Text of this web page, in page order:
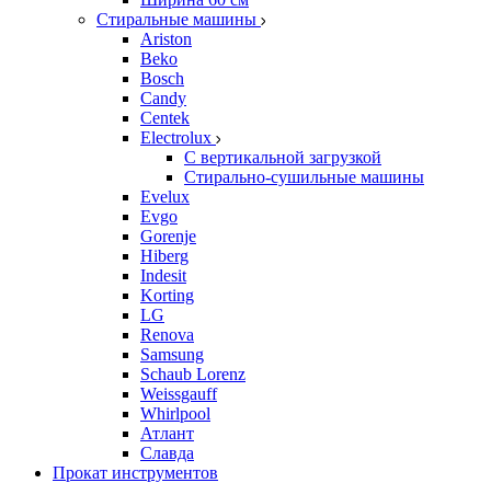
Стиральные машины
Ariston
Beko
Bosch
Candy
Centek
Electrolux
С вертикальной загрузкой
Стирально-сушильные машины
Evelux
Evgo
Gorenje
Hiberg
Indesit
Korting
LG
Renova
Samsung
Schaub Lorenz
Weissgauff
Whirlpool
Атлант
Славда
Прокат инструментов